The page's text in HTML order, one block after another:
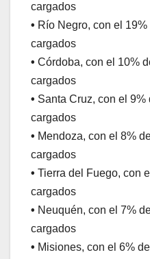
cargados
• Río Negro, con el
cargados
• Córdoba, con el 10%
cargados
• Santa Cruz, con el
cargados
• Mendoza, con el 8%
cargados
• Tierra del Fuego, con
cargados
• Neuquén, con el 7%
cargados
• Misiones, con el 6%